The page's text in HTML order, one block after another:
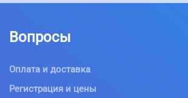
Вопросы
Оплата и доставка
Регистрация и цены